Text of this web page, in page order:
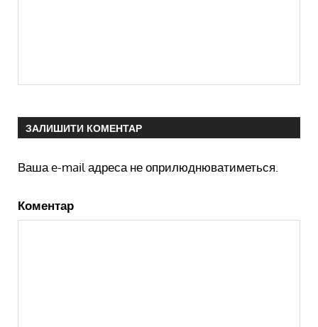
ЗАЛИШИТИ КОМЕНТАР
Ваша e-mail адреса не оприлюднюватиметься.
Коментар